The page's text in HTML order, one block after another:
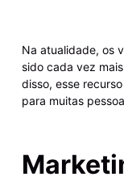
Na atualidade, os
sido cada vez
disso, esse
para muitas